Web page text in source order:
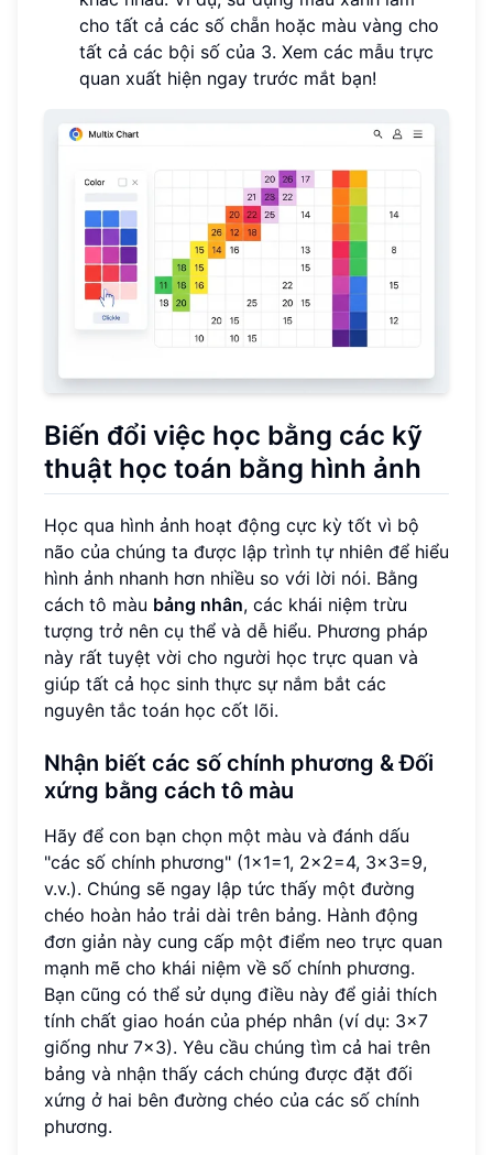
cho tất cả các số chẵn hoặc màu vàng cho
tất cả các bội số của 3. Xem các mẫu trực
quan xuất hiện ngay trước mắt bạn!
Biến đổi việc học bằng các kỹ
thuật học toán bằng hình ảnh
Học qua hình ảnh hoạt động cực kỳ tốt vì bộ
não của chúng ta được lập trình tự nhiên để hiểu
hình ảnh nhanh hơn nhiều so với lời nói. Bằng
cách tô màu bảng nhân, các khái niệm trừu
tượng trở nên cụ thể và dễ hiểu. Phương pháp
này rất tuyệt vời cho người học trực quan và
giúp tất cả học sinh thực sự nắm bắt các
nguyên tắc toán học cốt lõi.
Nhận biết các số chính phương & Đối
xứng bằng cách tô màu
Hãy để con bạn chọn một màu và đánh dấu
"các số chính phương" (1x1=1, 2x2=4, 3x3=9,
v.v.). Chúng sẽ ngay lập tức thấy một đường
chéo hoàn hảo trải dài trên bảng. Hành động
đơn giản này cung cấp một điểm neo trực quan
mạnh mẽ cho khái niệm về số chính phương.
Bạn cũng có thể sử dụng điều này để giải thích
tính chất giao hoán của phép nhân (ví dụ: 3x7
giống như 7x3). Yêu cầu chúng tìm cả hai trên
bảng và nhận thấy cách chúng được đặt đối
xứng ở hai bên đường chéo của các số chính
phương.